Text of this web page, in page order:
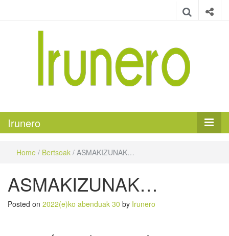
Irunero
Home / Bertsoak / ASMAKIZUNAK…
ASMAKIZUNAK…
Posted on 2022(e)ko abenduak 30 by Irunero